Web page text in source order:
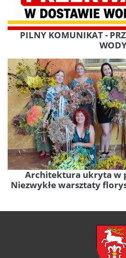
PILNY KOMUNIKAT -
Architektura ukryta w
Niezwykłe warsztaty